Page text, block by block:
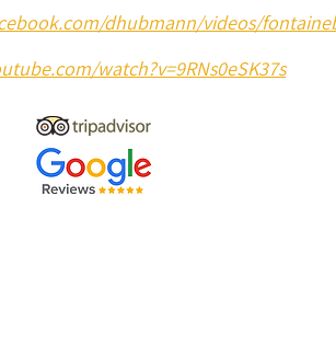
dhubmann/videos/
watch?v=9RNs0eSK37s